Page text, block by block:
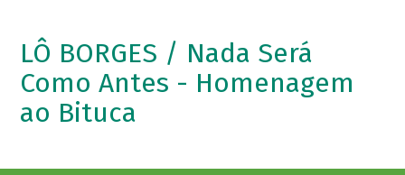
LÔ BORGES / Nada Será
Como Antes - Homenagem
ao Bituca